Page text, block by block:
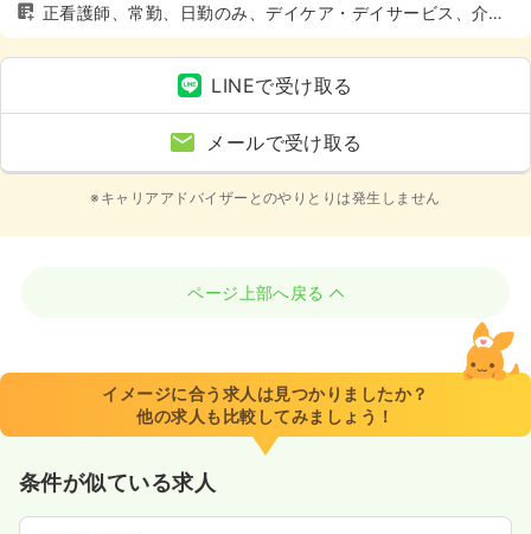
正看護師、常勤、日勤のみ、デイケア・デイサービス、介
護・福祉系、4週8休以上
LINEで受け取る
メールで受け取る
※キャリアアドバイザーとのやりとりは発生しません
ページ上部へ戻る
イメージに合う求人は見つかりましたか？
他の求人も比較してみましょう！
条件が似ている求人